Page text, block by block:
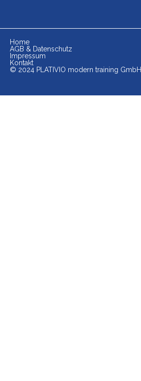
Home
AGB & Datenschutz
Impressum
Kontakt
© 2024 PLATIVIO modern training GmbH